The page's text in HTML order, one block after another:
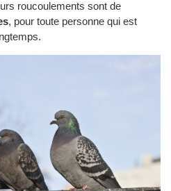
roucoulements sont de
, pour toute personne qui est